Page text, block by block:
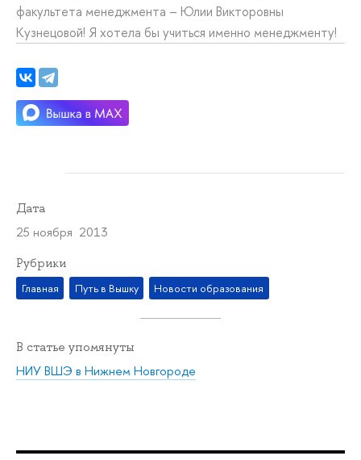
факультета менеджмента – Юлии Викторовны
Кузнецовой! Я хотела бы учиться именно менеджменту!
Дата
25 ноября 2013
Рубрики
Главная Путь в Вышку Новости образования
В статье упомянуты
НИУ ВШЭ в Нижнем Новгороде